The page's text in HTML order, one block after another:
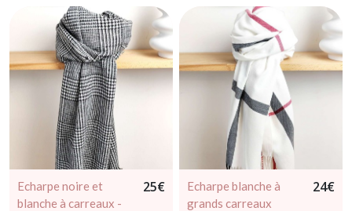
Echarpe noire et
blanche à carreaux -
25€
Echarpe blanche à
grands carreaux
24€